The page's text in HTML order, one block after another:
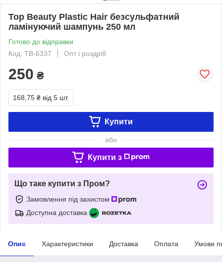
Top Beauty Plastic Hair безсульфатний
ламінуючий шампунь 250 мл
Готово до відправки
Код: TB-6337
Опт і роздріб
250 ₴
168,75 ₴ від 5 шт.
Купити
або
Купити з
Що таке купити з Пром?
Замовлення під захистом
Доступна доставка
Опис Характеристики Доставка Оплата Умови